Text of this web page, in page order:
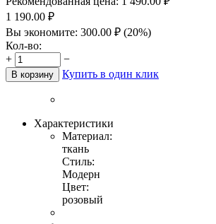
1 190.00 ₽
Вы экономите: 300.00 ₽ (20%)
Кол-во:
+
−
В корзину Купить в один клик
Характеристики
Материал:
ткань
Стиль:
Модерн
Цвет:
розовый